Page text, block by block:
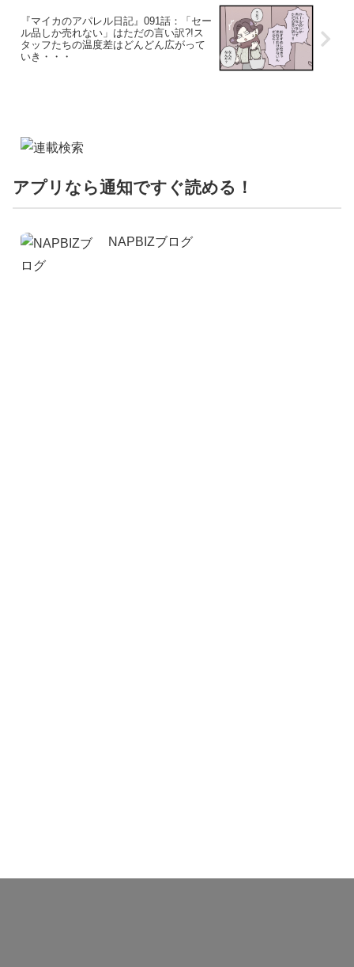
『マイカのアパレル日記』091話：「セー
ル品しか売れない」はただの言い訳?!ス
タッフたちの温度差はどんどん広がって
いき・・・
アプリなら通知ですぐ読める！
NAPBIZブログ